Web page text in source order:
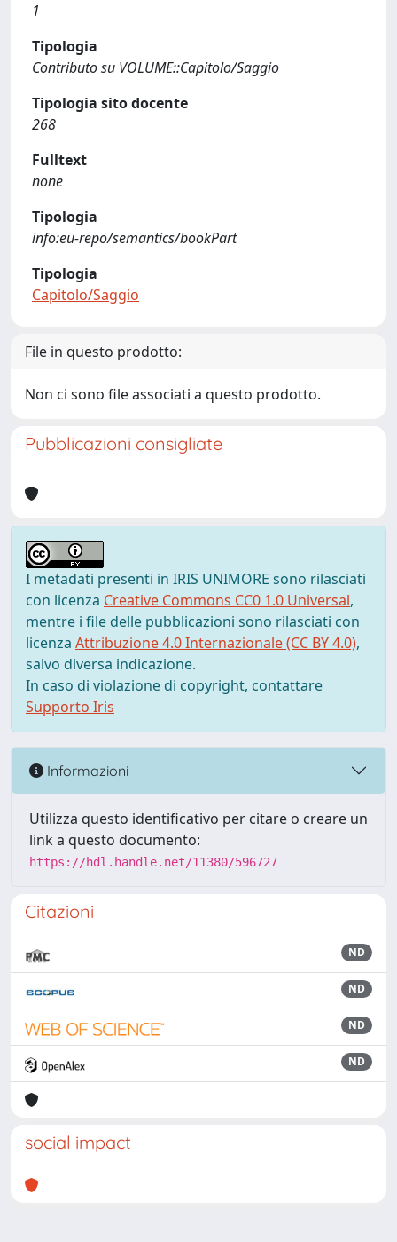
1
Tipologia
Contributo su VOLUME::Capitolo/Saggio
Tipologia sito docente
268
Fulltext
none
Tipologia
info:eu-repo/semantics/bookPart
Tipologia
Capitolo/Saggio
File in questo prodotto:
Non ci sono file associati a questo prodotto.
Pubblicazioni consigliate
I metadati presenti in IRIS UNIMORE sono rilasciati
con licenza Creative Commons CC0 1.0 Universal,
mentre i file delle pubblicazioni sono rilasciati con
licenza Attribuzione 4.0 Internazionale (CC BY 4.0),
salvo diversa indicazione.
In caso di violazione di copyright, contattare
Supporto Iris
Informazioni
Utilizza questo identificativo per citare o creare un
link a questo documento:
https://hdl.handle.net/11380/596727
Citazioni
ND
ND
ND
ND
social impact